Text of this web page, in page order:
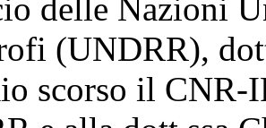
delle Nazioni
(UNDRR),
scorso il CNR-